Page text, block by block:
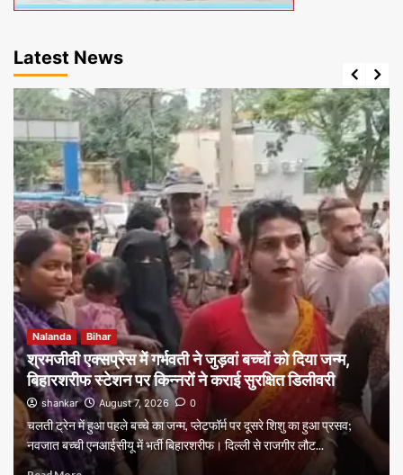
Latest News
Nalanda Bihar
श्रमजीवी एक्सप्रेस में गर्भवती ने जुड़वां बच्चों को दिया जन्म,
बिहारशरीफ स्टेशन पर किन्नरों ने कराई सुरक्षित डिलीवरी
shankar August 7, 2026 0
चलती ट्रेन में हुआ पहले बच्चे का जन्म, प्लेटफॉर्म पर दूसरे शिशु का हुआ प्रसव;
नवजात बच्ची एनआईसीयू में भर्ती बिहारशरीफ। दिल्ली से राजगीर लौट...